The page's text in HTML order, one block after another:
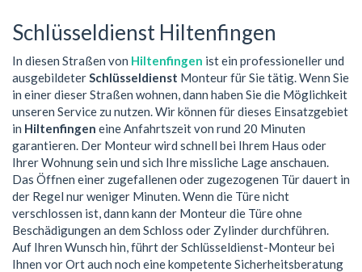
Schlüsseldienst Hiltenfingen
In diesen Straßen von Hiltenfingen ist ein professioneller und
ausgebildeterSchlüsseldienst Monteur für Sie tätig. Wenn Sie
in einer dieser Straßen wohnen, dann haben Sie die Möglichkeit
unseren Service zu nutzen. Wir können für dieses Einsatzgebiet
in Hiltenfingen eine Anfahrtszeit von rund 20 Minuten
garantieren. Der Monteur wird schnell bei Ihrem Haus oder
Ihrer Wohnung sein und sich Ihre missliche Lage anschauen.
Das Öffnen einer zugefallenen oder zugezogenen Tür dauert in
der Regel nur weniger Minuten. Wenn die Türe nicht
verschlossen ist, dann kann der Monteur die Türe ohne
Beschädigungen an dem Schloss oder Zylinder durchführen.
Auf Ihren Wunsch hin, führt der Schlüsseldienst-Monteur bei
Ihnen vor Ort auch noch eine kompetente Sicherheitsberatung